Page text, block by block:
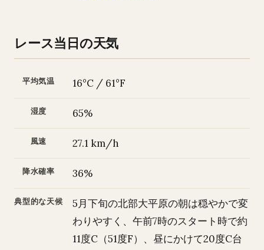
レース当日の天気
平均気温 16°C / 61°F
湿度 65%
風速 27.1 km/h
降水確率 36%
典型的な天候
5月下旬の北部大平原の朝は穏やかで変
わりやすく、午前7時のスタート時で約
11度C（51度F）、昼にかけて20度C台